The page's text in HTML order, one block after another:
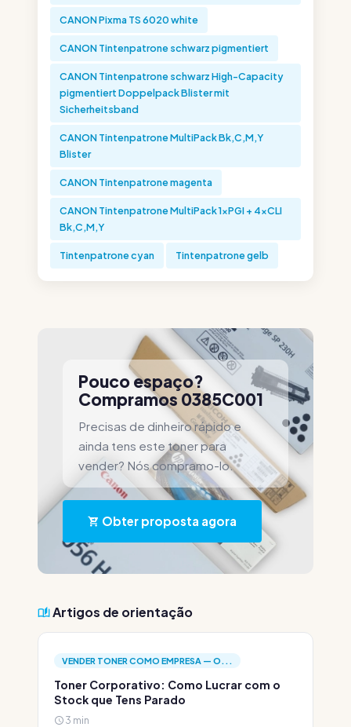
CANON Pixma TS 6020 white
CANON Tintenpatrone schwarz pigmentiert
CANON Tintenpatrone schwarz High-Capacity
pigmentiert Doppelpack Blister mit
Sicherheitsband
CANON Tintenpatrone MultiPack Bk,C,M,Y
Blister
CANON Tintenpatrone magenta
CANON Tintenpatrone MultiPack 1xPGI + 4xCLI
Bk,C,M,Y
Tintenpatrone cyan Tintenpatrone gelb
Pouco espaço?
Compramos 0385C001
Precisas de dinheiro rápido e
ainda tens este toner para
vender? Nós compramo-lo.
Obter proposta agora
Artigos de orientação
VENDER TONER COMO EMPRESA — O...
Toner Corporativo: Como Lucrar com o
Stock que Tens Parado
3 min